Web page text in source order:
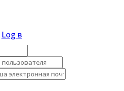
Log в